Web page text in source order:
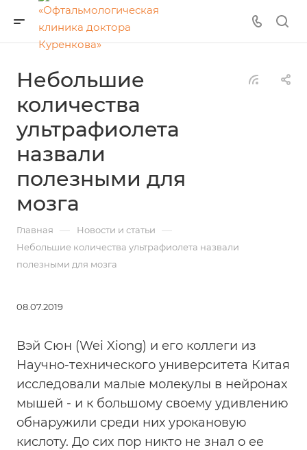
Небольшие
количества
ультрафиолета
назвали
полезными для
мозга
Главная — Новости и статьи —
Небольшие количества ультрафиолета назвали
полезными для мозга
08.07.2019
Вэй Сюн (Wei Xiong) и его коллеги из
Научно-технического университета Китая
исследовали малые молекулы в нейронах
мышей - и к большому своему удивлению
обнаружили среди них урокановую
кислоту. До сих пор никто не знал о ее